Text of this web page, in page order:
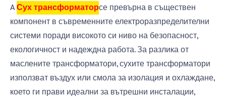
AСух трансформаторсе превърна в съществен
компонент в съвременните електроразпределителни
системи поради високото си ниво на безопасност,
екологичност и надеждна работа. За разлика от
маслените трансформатори, сухите трансформатори
използват въздух или смола за изолация и охлаждане,
което ги прави идеални за вътрешни инсталации,